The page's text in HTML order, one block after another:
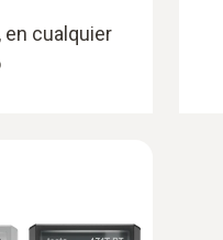
cualquier